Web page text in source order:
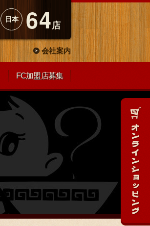
日本 64店
会社案内
FC加盟店募集